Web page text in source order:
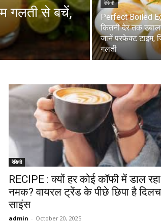
गलती से बचें,
रेसिपी
Perfect Boiled
कितनी देर तक
जानें परफेक्ट टाइम,
गलती
रेसिपी
RECIPE : क्यों हर कोई कॉफी में डाल
नमक? वायरल ट्रेंड के पीछे छिपा है
साइंस
admin - October 20, 2025